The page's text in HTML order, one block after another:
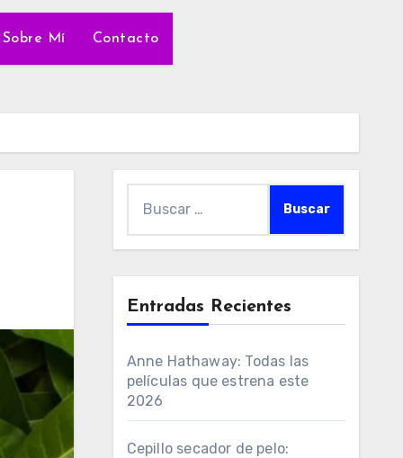
Sobre Mí Contacto
Entradas Recientes
Anne Hathaway: Todas las
películas que estrena este
2026
Cepillo secador de pelo: